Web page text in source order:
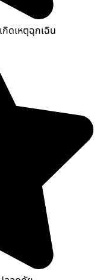
กิดเหตุฉุกเฉิน